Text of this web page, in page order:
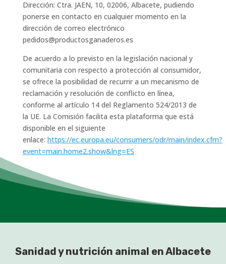
Dirección: Ctra. JAEN, 10, 02006, Albacete, pudiendo
ponerse en contacto en cualquier momento en la
dirección de correo electrónico
pedidos@productosganaderos.es
De acuerdo a lo previsto en la legislación nacional y
comunitaria con respecto a protección al consumidor,
se ofrece la posibilidad de recurrir a un mecanismo de
reclamación y resolución de conflicto en línea,
conforme al artículo 14 del Reglamento 524/2013 de
la UE. La Comisión facilita esta plataforma que está
disponible en el siguiente
enlace: https://ec.europa.eu/consumers/odr/main/index.cfm?
event=main.home2.show&lng=ES
Sanidad y nutrición animal en Albacete